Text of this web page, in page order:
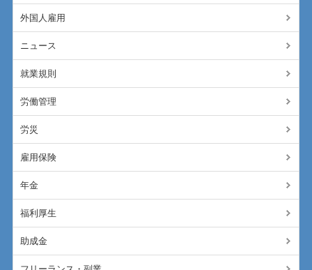
外国人雇用
ニュース
就業規則
労働管理
労災
雇用保険
年金
福利厚生
助成金